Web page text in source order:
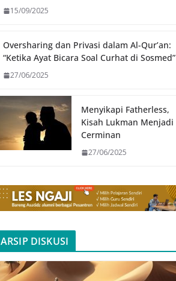
15/09/2025
Oversharing dan Privasi dalam Al-Qur’an:
“Ketika Ayat Bicara Soal Curhat di Sosmed”
27/06/2025
Menyikapi Fatherless,
Kisah Lukman Menjadi
Cerminan
27/06/2025
ARSIP DISKUSI